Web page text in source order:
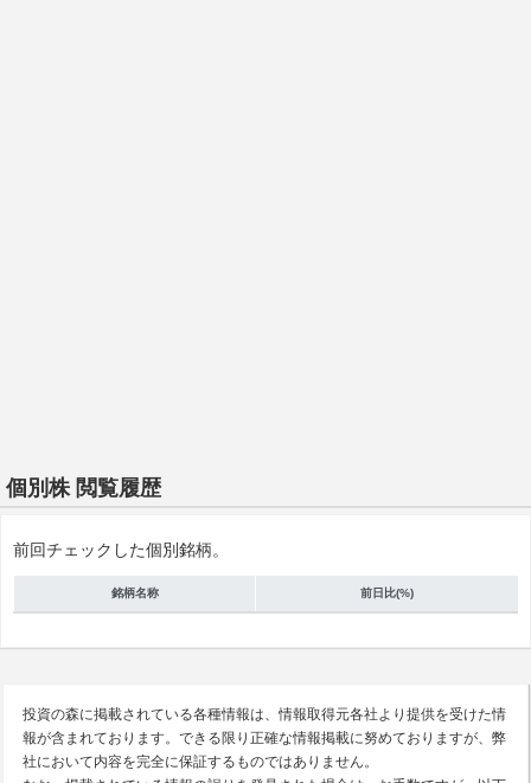
個別株 閲覧履歴
前回チェックした個別銘柄。
銘柄名称 前日比(%)
投資の森に掲載されている各種情報は、情報取得元各社より提供を受けた情
報が含まれております。できる限り正確な情報掲載に努めておりますが、弊
社において内容を完全に保証するものではありません。